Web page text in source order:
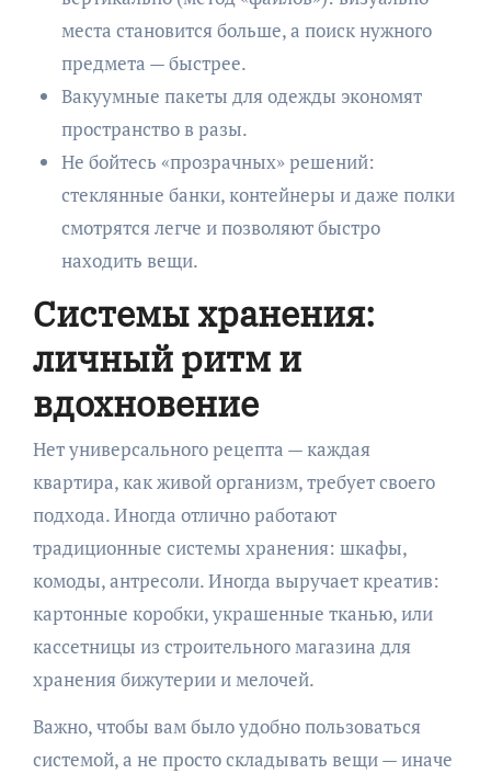
места становится больше, а поиск нужного
предмета — быстрее.
Вакуумные пакеты для одежды экономят
пространство в разы.
Не бойтесь «прозрачных» решений:
стеклянные банки, контейнеры и даже полки
смотрятся легче и позволяют быстро
находить вещи.
Системы хранения:
личный ритм и
вдохновение
Нет универсального рецепта — каждая
квартира, как живой организм, требует своего
подхода. Иногда отлично работают
традиционные системы хранения: шкафы,
комоды, антресоли. Иногда выручает креатив:
картонные коробки, украшенные тканью, или
кассетницы из строительного магазина для
хранения бижутерии и мелочей.
Важно, чтобы вам было удобно пользоваться
системой, а не просто складывать вещи — иначе